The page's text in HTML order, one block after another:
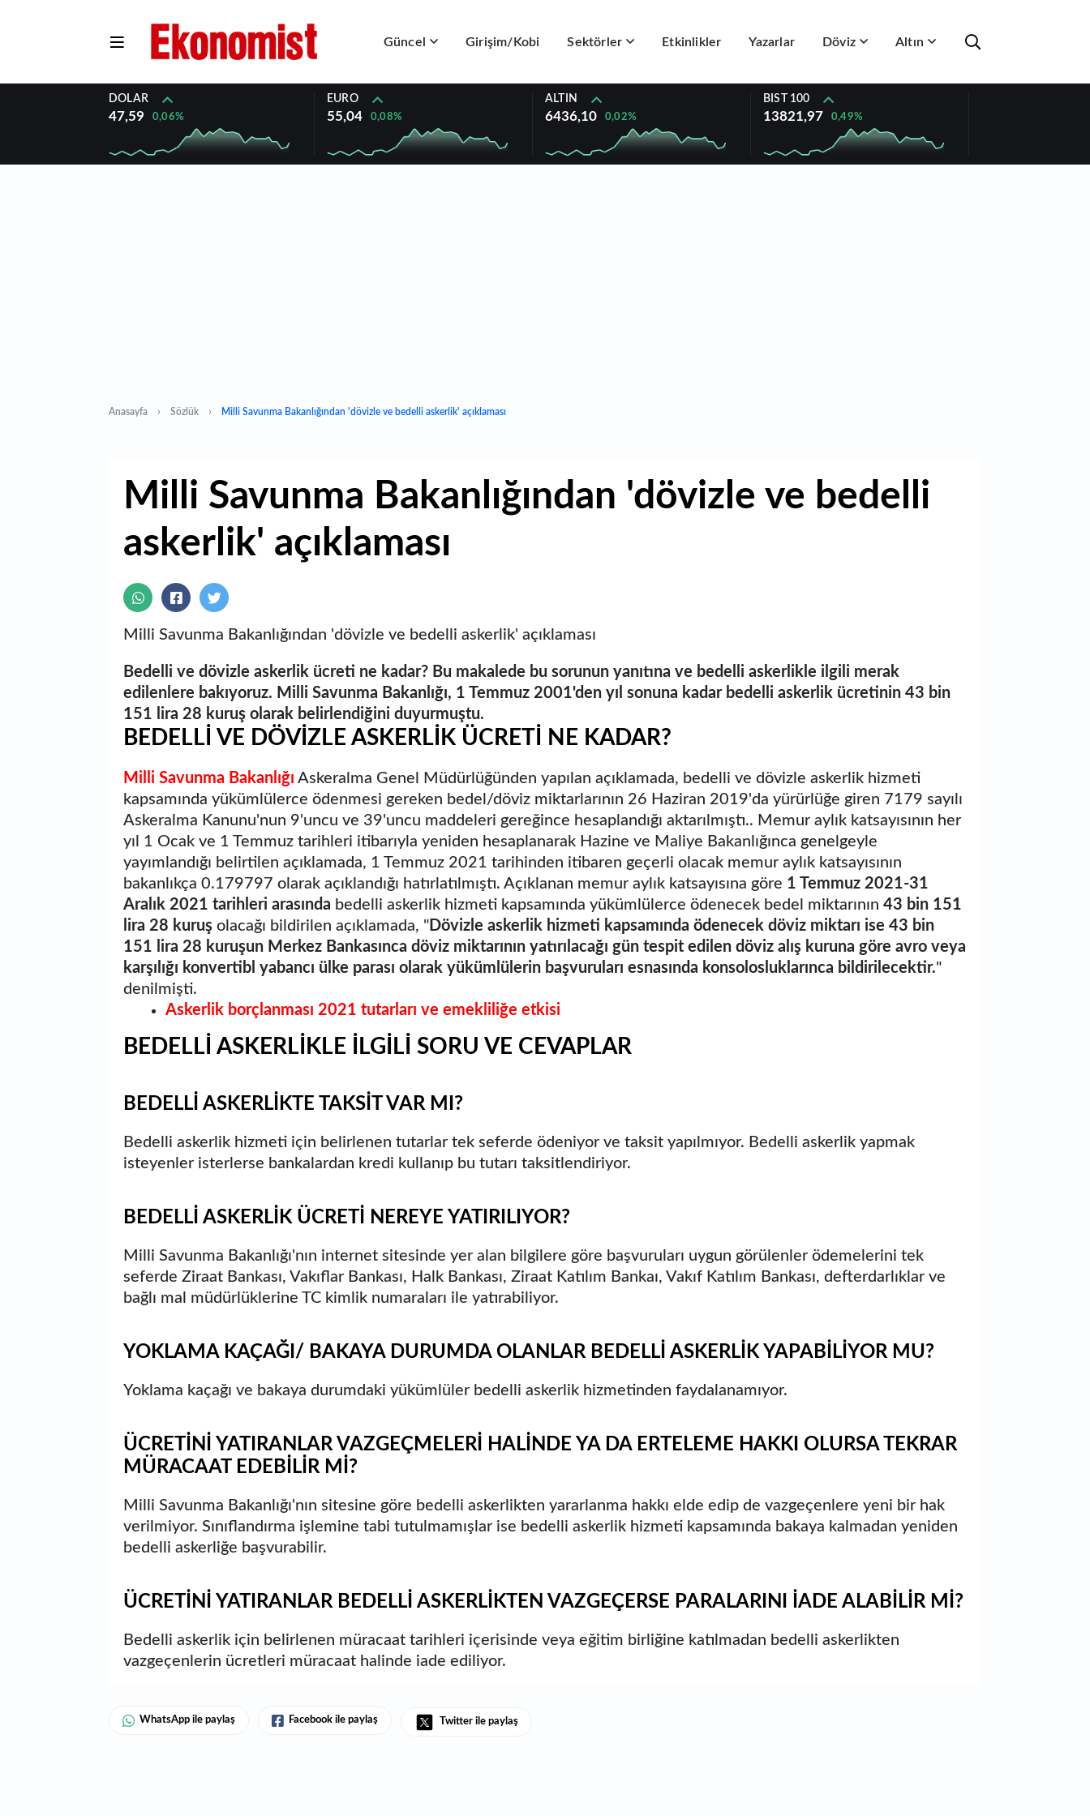
Güncel Girişim/Kobi Sektörler Etkinlikler Yazarlar Döviz Altın
DOLAR
47,59 0,06%
EURO
55,04 0,08%
ALTIN
6436,10 0,02%
BIST 100
13821,97 0,49%
Anasayfa Sözlük Milli Savunma Bakanlığından 'dövizle ve bedelli askerlik' açıklaması
Milli Savunma Bakanlığından 'dövizle ve bedelli
askerlik' açıklaması
Milli Savunma Bakanlığından 'dövizle ve bedelli askerlik' açıklaması
Bedelli ve dövizle askerlik ücreti ne kadar? Bu makalede bu sorunun yanıtına ve bedelli askerlikle ilgili merak
edilenlere bakıyoruz. Milli Savunma Bakanlığı, 1 Temmuz 2001'den yıl sonuna kadar bedelli askerlik ücretinin 43 bin
151 lira 28 kuruş olarak belirlendiğini duyurmuştu.
BEDELLİ VE DÖVİZLE ASKERLİK ÜCRETİ NE KADAR?
Milli Savunma Bakanlığı Askeralma Genel Müdürlüğünden yapılan açıklamada, bedelli ve dövizle askerlik hizmeti
kapsamında yükümlülerce ödenmesi gereken bedel/döviz miktarlarının 26 Haziran 2019'da yürürlüğe giren 7179 sayılı
Askeralma Kanunu'nun 9'uncu ve 39'uncu maddeleri gereğince hesaplandığı aktarılmıştı.. Memur aylık katsayısının her
yıl 1 Ocak ve 1 Temmuz tarihleri itibarıyla yeniden hesaplanarak Hazine ve Maliye Bakanlığınca genelgeyle
yayımlandığı belirtilen açıklamada, 1 Temmuz 2021 tarihinden itibaren geçerli olacak memur aylık katsayısının
bakanlıkça 0.179797 olarak açıklandığı hatırlatılmıştı. Açıklanan memur aylık katsayısına göre 1 Temmuz 2021-31
Aralık 2021 tarihleri arasında bedelli askerlik hizmeti kapsamında yükümlülerce ödenecek bedel miktarının 43 bin 151
lira 28 kuruş olacağı bildirilen açıklamada, " Dövizle askerlik hizmeti kapsamında ödenecek döviz miktarı ise 43 bin
151 lira 28 kuruşun Merkez Bankasınca döviz miktarının yatırılacağı gün tespit edilen döviz alış kuruna göre avro veya
karşılığı konvertibl yabancı ülke parası olarak yükümlülerin başvuruları esnasında konsolosluklarınca bildirilecektir."
denilmişti.
Askerlik borçlanması 2021 tutarları ve emekliliğe etkisi
BEDELLİ ASKERLİKLE İLGİLİ SORU VE CEVAPLAR
BEDELLİ ASKERLİKTE TAKSİT VAR MI?
Bedelli askerlik hizmeti için belirlenen tutarlar tek seferde ödeniyor ve taksit yapılmıyor. Bedelli askerlik yapmak
isteyenler isterlerse bankalardan kredi kullanıp bu tutarı taksitlendiriyor.
BEDELLİ ASKERLİK ÜCRETİ NEREYE YATIRILIYOR?
Milli Savunma Bakanlığı'nın internet sitesinde yer alan bilgilere göre başvuruları uygun görülenler ödemelerini tek
seferde Ziraat Bankası, Vakıflar Bankası, Halk Bankası, Ziraat Katılım Bankaı, Vakıf Katılım Bankası, defterdarlıklar ve
bağlı mal müdürlüklerine TC kimlik numaraları ile yatırabiliyor.
YOKLAMA KAÇAĞI/ BAKAYA DURUMDA OLANLAR BEDELLİ ASKERLİK YAPABİLİYOR MU?
Yoklama kaçağı ve bakaya durumdaki yükümlüler bedelli askerlik hizmetinden faydalanamıyor.
ÜCRETİNİ YATIRANLAR VAZGEÇMELERİ HALİNDE YA DA ERTELEME HAKKI OLURSA TEKRAR
MÜRACAAT EDEBİLİR Mİ?
Milli Savunma Bakanlığı'nın sitesine göre bedelli askerlikten yararlanma hakkı elde edip de vazgeçenlere yeni bir hak
verilmiyor. Sınıflandırma işlemine tabi tutulmamışlar ise bedelli askerlik hizmeti kapsamında bakaya kalmadan yeniden
bedelli askerliğe başvurabilir.
ÜCRETİNİ YATIRANLAR BEDELLİ ASKERLİKTEN VAZGEÇERSE PARALARINI İADE ALABİLİR Mİ?
Bedelli askerlik için belirlenen müracaat tarihleri içerisinde veya eğitim birliğine katılmadan bedelli askerlikten
vazgeçenlerin ücretleri müracaat halinde iade ediliyor.
WhatsApp ile paylaş Facebook ile paylaş Twitter ile paylaş